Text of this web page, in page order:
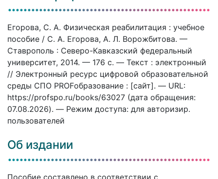
Егорова, С. А. Физическая реабилитация : учебное
пособие / С. А. Егорова, А. Л. Ворожбитова. —
Ставрополь : Северо-Кавказский федеральный
университет, 2014. — 176 c. — Текст : электронный
// Электронный ресурс цифровой образовательной
среды СПО PROFобразование : [сайт]. — URL:
https://profspo.ru/books/63027 (дата обращения:
07.08.2026). — Режим доступа: для авторизир.
пользователей
Об издании
Пособие составлено в соответствии с